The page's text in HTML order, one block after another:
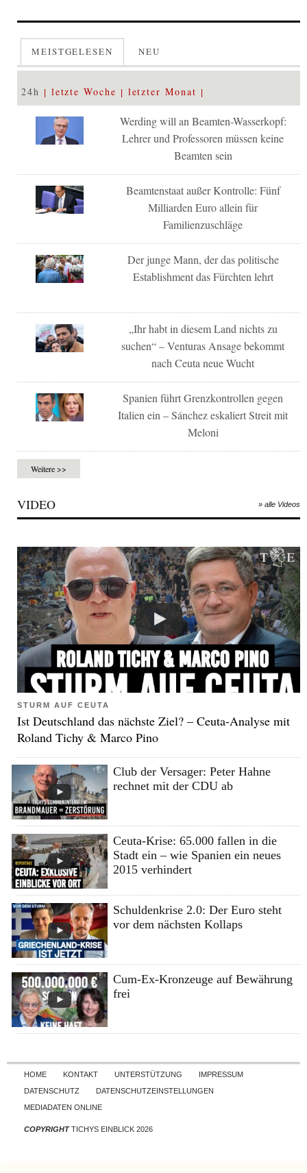
MEISTGELESEN NEU
24h letzte Woche letzter Monat
Werding will an Beamten-Wasserkopf:
Lehrer und Professoren müssen keine
Beamten sein
Beamtenstaat außer Kontrolle: Fünf
Milliarden Euro allein für
Familienzuschläge
Der junge Mann, der das politische
Establishment das Fürchten lehrt
„Ihr habt in diesem Land nichts zu
suchen“ – Venturas Ansage bekommt
nach Ceuta neue Wucht
Spanien führt Grenzkontrollen gegen
Italien ein – Sánchez eskaliert Streit mit
Meloni
Weitere >>
VIDEO » alle Videos
STURM AUF CEUTA
Ist Deutschland das nächste Ziel? – Ceuta-Analyse mit
Roland Tichy & Marco Pino
Club der Versager: Peter Hahne
rechnet mit der CDU ab
Ceuta-Krise: 65.000 fallen in die
Stadt ein – wie Spanien ein neues
2015 verhindert
Schuldenkrise 2.0: Der Euro steht
vor dem nächsten Kollaps
Cum-Ex-Kronzeuge auf Bewährung
frei
Skip to content
HOME KONTAKT UNTERSTÜTZUNG
IMPRESSUM
DATENSCHUTZ
DATENSCHUTZEINSTELLUNGEN
MEDIADATEN ONLINE
COPYRIGHTTICHYS EINBLICK 2026